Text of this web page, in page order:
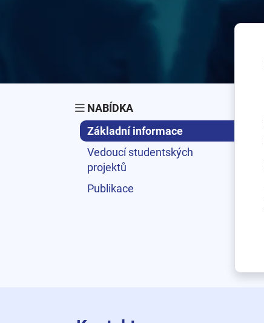
NABÍDKA
Základní informace
Vedoucí studentských
projektů
Publikace